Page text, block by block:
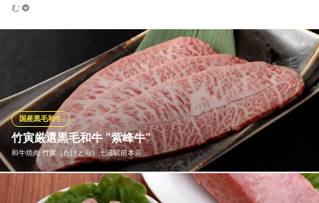
む
竹寅厳選黒毛和牛 ”紫峰牛”
和牛焼肉 竹寅（たけとら）土浦駅前本店
国産黒毛和牛
紫峰牛（しほうぎゅう）は地元茨城で育った上質な黒毛和牛で